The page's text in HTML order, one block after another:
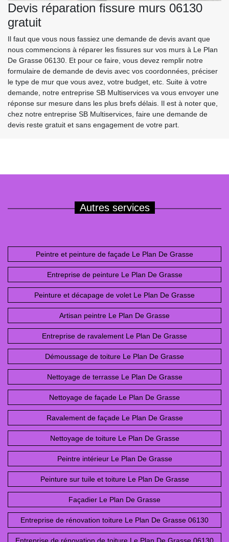
Devis réparation fissure murs 06130
gratuit
Il faut que vous nous fassiez une demande de devis avant que
nous commencions à réparer les fissures sur vos murs à Le Plan
De Grasse 06130. Et pour ce faire, vous devez remplir notre
formulaire de demande de devis avec vos coordonnées, préciser
le type de mur que vous avez, votre budget, etc. Suite à votre
demande, notre entreprise SB Multiservices va vous envoyer une
réponse sur mesure dans les plus brefs délais. Il est à noter que,
chez notre entreprise SB Multiservices, faire une demande de
devis reste gratuit et sans engagement de votre part.
Autres services
Peintre et peinture de façade Le Plan De Grasse
Entreprise de peinture Le Plan De Grasse
Peinture et décapage de volet Le Plan De Grasse
Artisan peintre Le Plan De Grasse
Entreprise de ravalement Le Plan De Grasse
Démoussage de toiture Le Plan De Grasse
Nettoyage de terrasse Le Plan De Grasse
Nettoyage de façade Le Plan De Grasse
Ravalement de façade Le Plan De Grasse
Nettoyage de toiture Le Plan De Grasse
Peintre intérieur Le Plan De Grasse
Peinture sur tuile et toiture Le Plan De Grasse
Façadier Le Plan De Grasse
Entreprise de rénovation toiture Le Plan De Grasse 06130
Entreprise de rénovation de toiture Le Plan De Grasse 06130